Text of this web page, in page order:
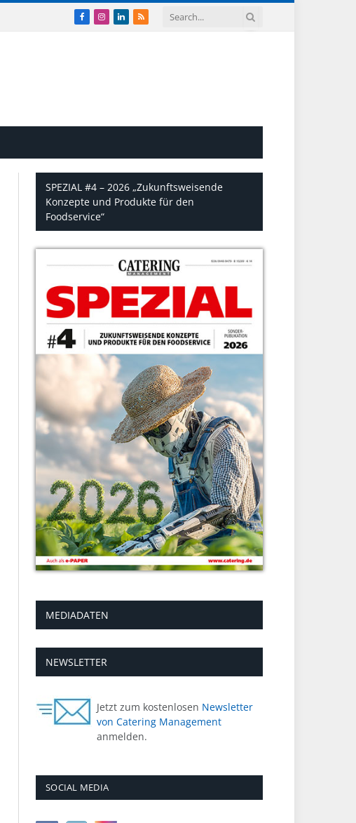
Facebook
Instagram
LinkedIn
RSS
SPEZIAL #4 – 2026 „Zukunftsweisende
Konzepte und Produkte für den
Foodservice“
MEDIADATEN
NEWSLETTER
Jetzt zum kostenlosen Newsletter
von Catering Management
anmelden.
SOCIAL MEDIA